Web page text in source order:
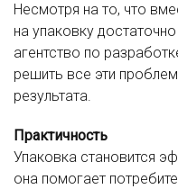
Несмотря на то, что
на упаковку
агентство по
решить все эти
результата.
Практичность
Упаковка становится
она помогает